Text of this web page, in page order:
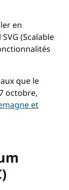
en
(Scalable
que le
octobre,
et